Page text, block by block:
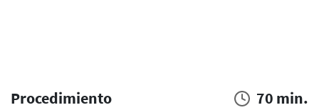
Procedimiento 70 min.